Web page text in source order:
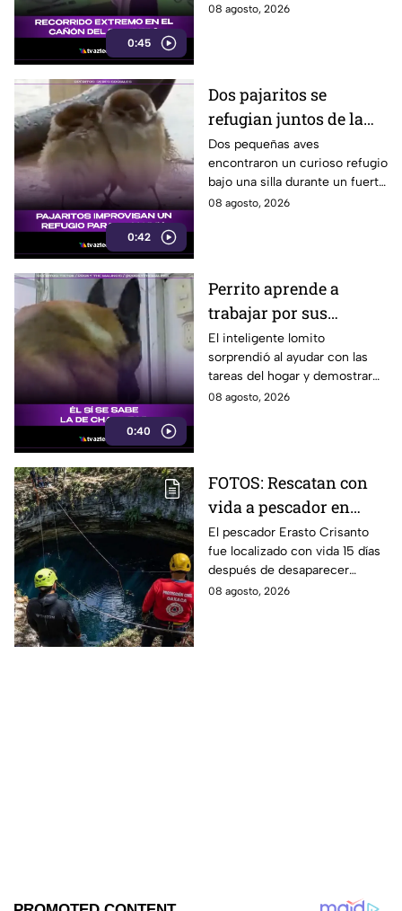
0:45
se reportaron personas heridas
08 agosto, 2026
0:42
Dos pajaritos se
refugian juntos de la
lluvia y se vuelven
virales
Dos pequeñas aves
encontraron un curioso refugio
bajo una silla durante un fuerte
aguacero y conmovieron a
08 agosto, 2026
0:40
Perrito aprende a
trabajar por sus
premios y se vuelve
viral
El inteligente lomito
sorprendió al ayudar con las
tareas del hogar y demostrar
que ya conoce la fórmula:
08 agosto, 2026
FOTOS: Rescatan con
vida a pescador en
cenote a 100 metros de
profundidad;
sobrevivió 15 días
El pescador Erasto Crisanto
fue localizado con vida 15 días
después de desaparecer
mientras pescaba en un
08 agosto, 2026